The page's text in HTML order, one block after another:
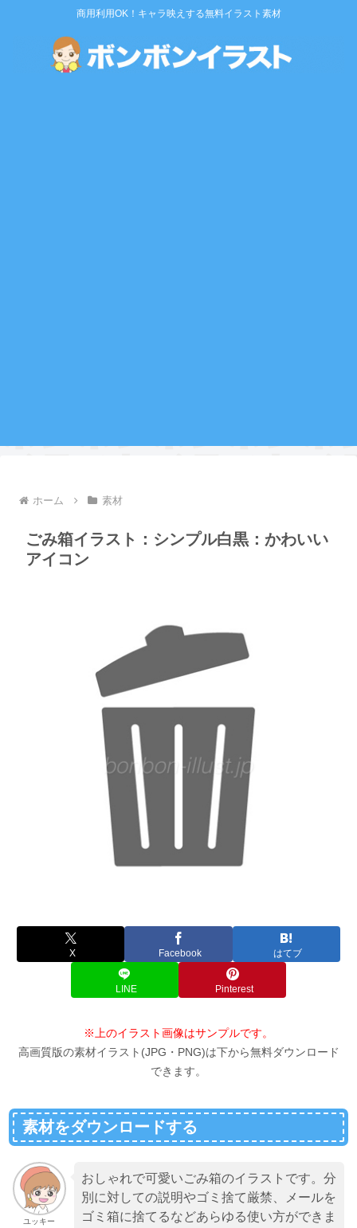
商用利用OK！キャラ映えする無料イラスト素材
ホーム 素材
ごみ箱イラスト：シンプル白黒：かわいい
アイコン
X Facebook はてブ
LINE Pinterest
※上のイラスト画像はサンプルです。
高画質版の素材イラスト(JPG・PNG)は下から無料ダウンロード
できます。
素材をダウンロードする
ユッキー
おしゃれで可愛いごみ箱のイラストです。分
別に対しての説明やゴミ捨て厳禁、メールを
ゴミ箱に捨てるなどあらゆる使い方ができま